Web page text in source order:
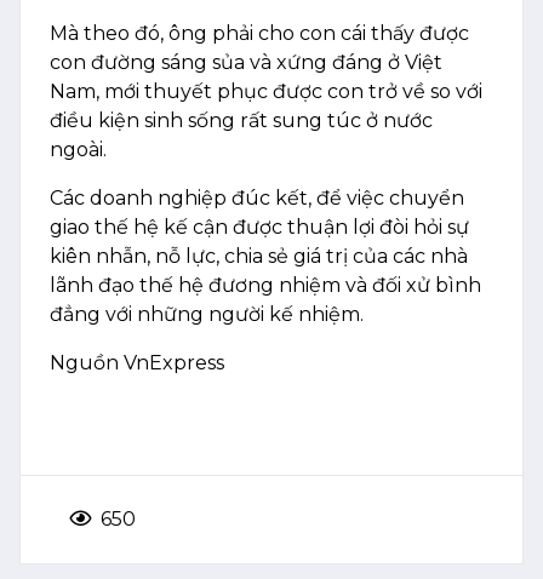
Mà theo đó, ông phải cho con cái thấy được
con đường sáng sủa và xứng đáng ở Việt
Nam, mới thuyết phục được con trở về so với
điều kiện sinh sống rất sung túc ở nước
ngoài.
Các doanh nghiệp đúc kết, để việc chuyển
giao thế hệ kế cận được thuận lợi đòi hỏi sự
kiên nhẫn, nỗ lực, chia sẻ giá trị của các nhà
lãnh đạo thế hệ đương nhiệm và đối xử bình
đẳng với những người kế nhiệm.
Nguồn VnExpress
650